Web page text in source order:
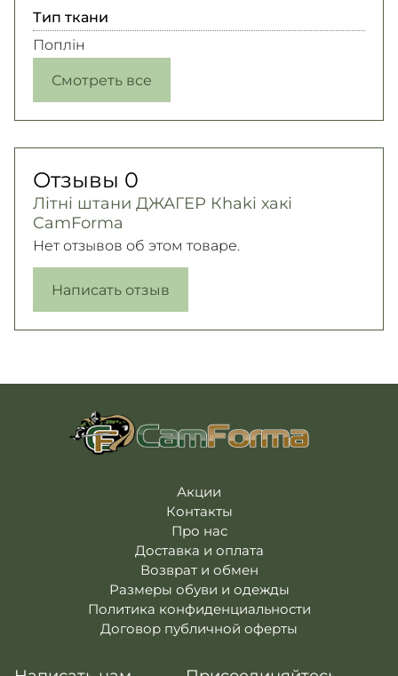
Тип ткани
Поплін
Смотреть все
Отзывы 0
Літні штани ДЖАГЕР Кhaki хакі
CamForma
Нет отзывов об этом товаре.
Написать отзыв
Акции
Контакты
Про нас
Доставка и оплата
Возврат и обмен
Размеры обуви и одежды
Политика конфиденциальности
Договор публичной оферты